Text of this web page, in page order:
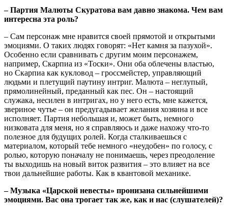
– Партия Малюты Скуратова вам давно знакома. Чем вам
интересна эта роль?
– Сам персонаж мне нравится своей прямотой и открытыми
эмоциями. О таких людях говорят: «Нет камня за пазухой».
Особенно если сравнивать с другим моим персонажем,
например, Скарпиа из «Тоски». Они оба облечены властью,
но Скарпиа как кукловод – гроссмейстер, управляющий
людьми и плетущий паутину интриг. Малюта – неглупый,
прямолинейный, преданный как пес. Он – настоящий
служака, несилен в интригах, но у него есть, мне кажется,
звериное чутье – он предугадывает желания хозяина и все
исполняет. Партия небольшая и, может быть, немного
низковата для меня, но я справляюсь и даже нахожу что-то
полезное для будущих ролей. Когда сталкиваешься с
материалом, который тебе немного «неудобен» по голосу, с
ролью, которую поначалу не понимаешь, через преодоление
ты выходишь на новый виток развития – это влияет на все
твои дальнейшие работы. Как в квантовой механике.
– Музыка «Царской невесты» пронизана сильнейшими
эмоциями. Вас она трогает так же, как и нас (слушателей)?